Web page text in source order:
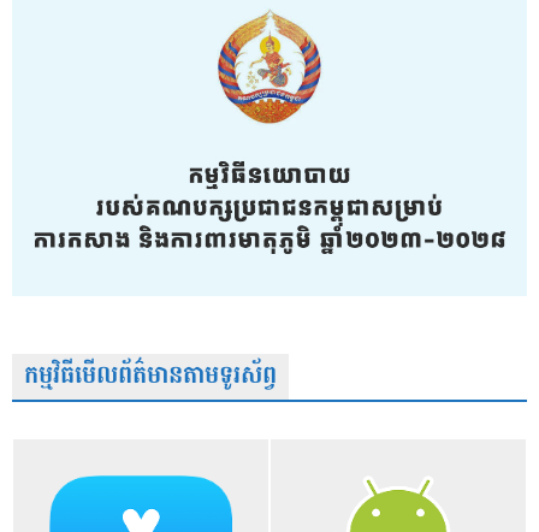
កម្មវិធីមើលព័ត៌មានតាមទូរស័ព្វ